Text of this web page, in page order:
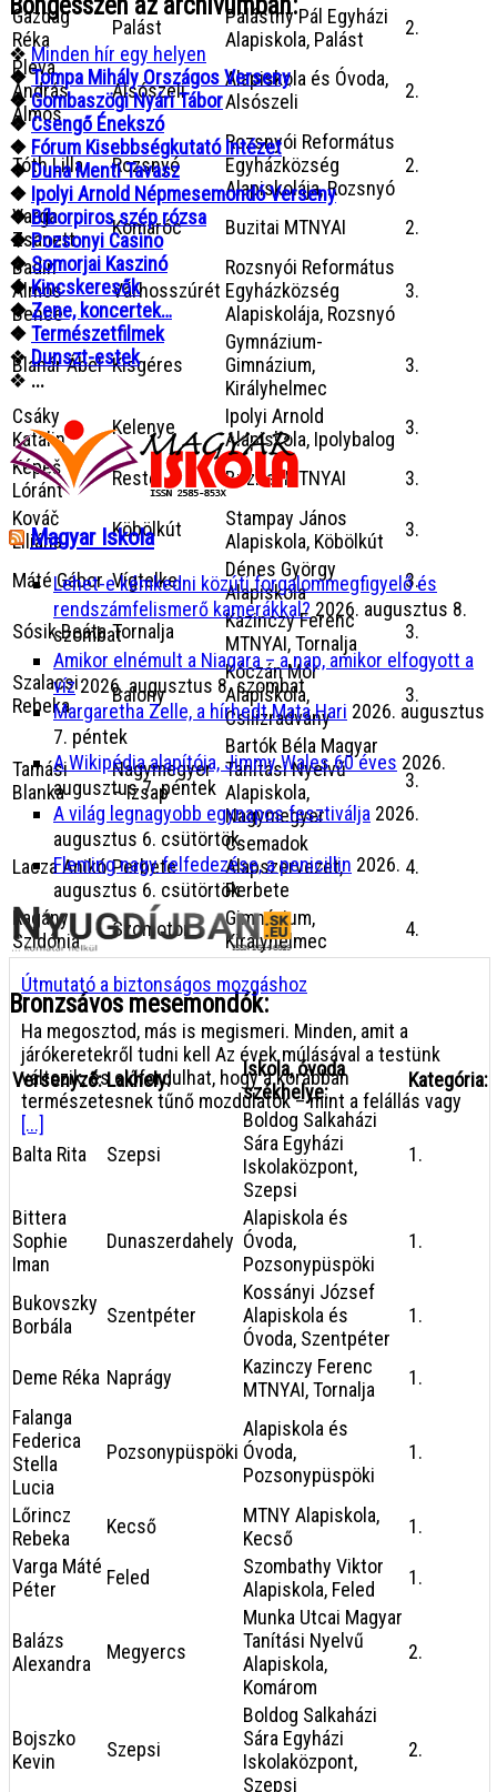
Gazdag
Réka
Palást
Palásthy Pál Egyházi
Alapiskola, Palást
2.
Pleva
András
Álmos
Alsószeli
Alapiskola és Óvoda,
Alsószeli
2.
Tóth Lilla Rozsnyó
Rozsnyói Református
Egyházközség
Alapiskolája, Rozsnyó
2.
Varga
Zsanett
Komaróc Buzitai MTNYAI
2.
Badin
Álmos
Bence
Várhosszúrét
Rozsnyói Református
Egyházközség
Alapiskolája, Rozsnyó
3.
Blanár Ábel Kisgéres
Gymnázium-
Gimnázium,
Királyhelmec
3.
Csáky
Katalin
Kelenye
Ipolyi Arnold
Alapiskola, Ipolybalog
3.
Képeš
Lóránt
Reste Buzitai MTNYAI
3.
Kováč
Liliána
Köbölkút
Stampay János
Alapiskola, Köbölkút
3.
Máté Gábor Vígtelke
Dénes György
Alapiskola
3.
Sósik Beáta Tornalja
Kazinczy Ferenc
MTNYAI, Tornalja
3.
Szalacsi
Rebeka
Balony
Kóczán Mór
Alapiskola,
Csilizradvány
3.
Tamási
Blanka
Nagymegyer
– Izsap
Bartók Béla Magyar
Tanítási Nyelvű
Alapiskola,
Nagymegyer
3.
Lacza Anikó Perbete
Csemadok
Alapszervezet,
Perbete
4.
Ragány
Szidónia
Szomotor
Gimnázium,
Királyhelmec
4.
Bronzsávos mesemondók:
Versenyző:Lakhely:
Iskola, óvoda
székhelye:
Kategória:
Balta Rita Szepsi
Boldog Salkaházi
Sára Egyházi
Iskolaközpont,
Szepsi
1.
Bittera
Sophie
Iman
Dunaszerdahely
Alapiskola és
Óvoda,
Pozsonypüspöki
1.
Bukovszky
Borbála
Szentpéter
Kossányi József
Alapiskola és
Óvoda, Szentpéter
1.
Deme Réka Naprágy
Kazinczy Ferenc
MTNYAI, Tornalja
1.
Falanga
Federica
Stella
Lucia
Pozsonypüspöki
Alapiskola és
Óvoda,
Pozsonypüspöki
1.
Lőrincz
Rebeka
Kecső
MTNY Alapiskola,
Kecső
1.
Varga Máté
Péter
Feled
Szombathy Viktor
Alapiskola, Feled
1.
Balázs
Alexandra
Megyercs
Munka Utcai Magyar
Tanítási Nyelvű
Alapiskola,
Komárom
2.
Bojszko
Kevin
Szepsi
Boldog Salkaházi
Sára Egyházi
Iskolaközpont,
Szepsi
2.
Böngésszen az archívumban:
❖Minden hír egy helyen
❖Tompa Mihály Országos Verseny
❖Gombaszögi Nyári Tábor
❖Csengő Énekszó
❖ Fórum Kisebbségkutató Intézet
❖Duna Menti Tavasz
❖ Ipolyi Arnold Népmesemondó Verseny
❖Bíborpiros szép rózsa
❖Pozsonyi Casino
❖Somorjai Kaszinó
❖Kincskeresők
❖Zene, koncertek…
❖Természetfilmek
❖Dunszt-estek
❖ ...
Magyar Iskola
Lehet-e kémkedni közúti forgalommegfigyelő és
rendszámfelismerő kamerákkal? 2026. augusztus 8.
szombat
Amikor elnémult a Niagara – a nap, amikor elfogyott a
víz 2026. augusztus 8. szombat
Margaretha Zelle, a hírhedt Mata Hari 2026. augusztus
7. péntek
A Wikipédia alapítója, Jimmy Wales 60 éves 2026.
augusztus 7. péntek
A világ legnagyobb egynapos fesztiválja 2026.
augusztus 6. csütörtök
Fleming nagy felfedezése, a penicillin 2026.
augusztus 6. csütörtök
Útmutató a biztonságos mozgáshoz
Ha megosztod, más is megismeri. Minden, amit a
járókeretekről tudni kell Az évek múlásával a testünk
változik, és előfordulhat, hogy a korábban
természetesnek tűnő mozdulatok – mint a felállás vagy
[...]